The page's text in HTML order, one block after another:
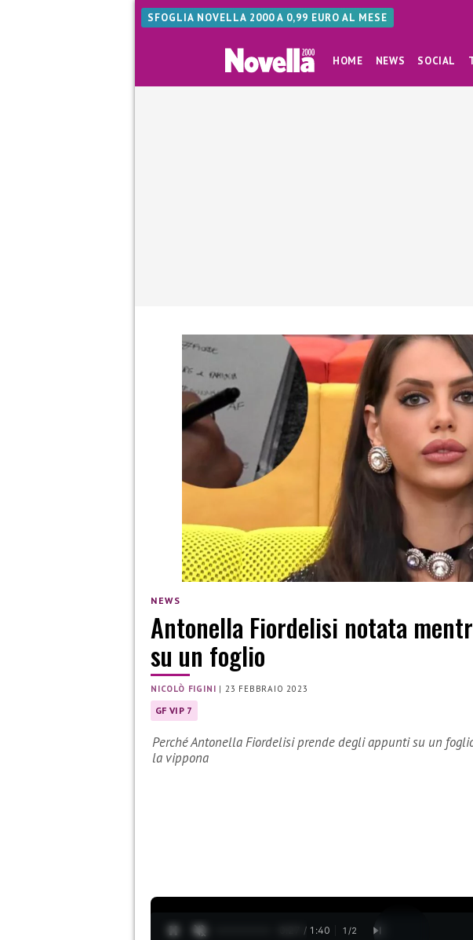
SFOGLIA NOVELLA 2000 A 0,99 EURO AL MESE
HOME NEWS SOCIAL
NEWS
Antonella Fiordelisi notata
su un foglio
NICOLÒ FIGINI | 23 FEBBRAIO 2023
GF VIP 7
Perché Antonella Fiordelisi prende degli appunti su un
la vippona
0:28 / 1:40 1 /2